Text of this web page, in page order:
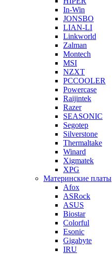
In-Win
JONSBO
LIAN-LI
Linkworld
Zalman
Montech
MSI
NZXT
PCCOOLER
Powercase
Raijintek
Razer
SEASONIC
Segotep
Silverstone
Thermaltake
Winard
Xigmatek
XPG
Материнские платы
Afox
ASRock
ASUS
Biostar
Colorful
Esonic
Gigabyte
IRU